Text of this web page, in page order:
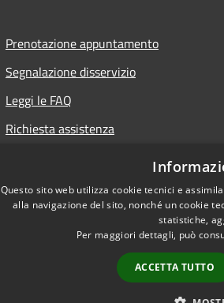
Prenotazione appuntamento
Segnalazione disservizio
Leggi le FAQ
Richiesta assistenza
Questo sito web utilizza cookie tecnici e
alla navigazione del sito, nonché un cookie
statistiche,
Per maggiori dettagli, può
ACCETTA TUTTO